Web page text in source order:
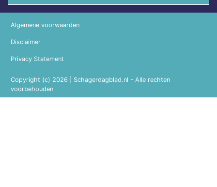
Copyright (c) 2026 | Schagerdagblad.nl - Alle rechten
voorbehouden
Algemene voorwaarden
Disclaimer
Privacy Statement